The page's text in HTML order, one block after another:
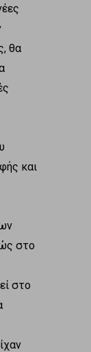
θα
και
στο
στο